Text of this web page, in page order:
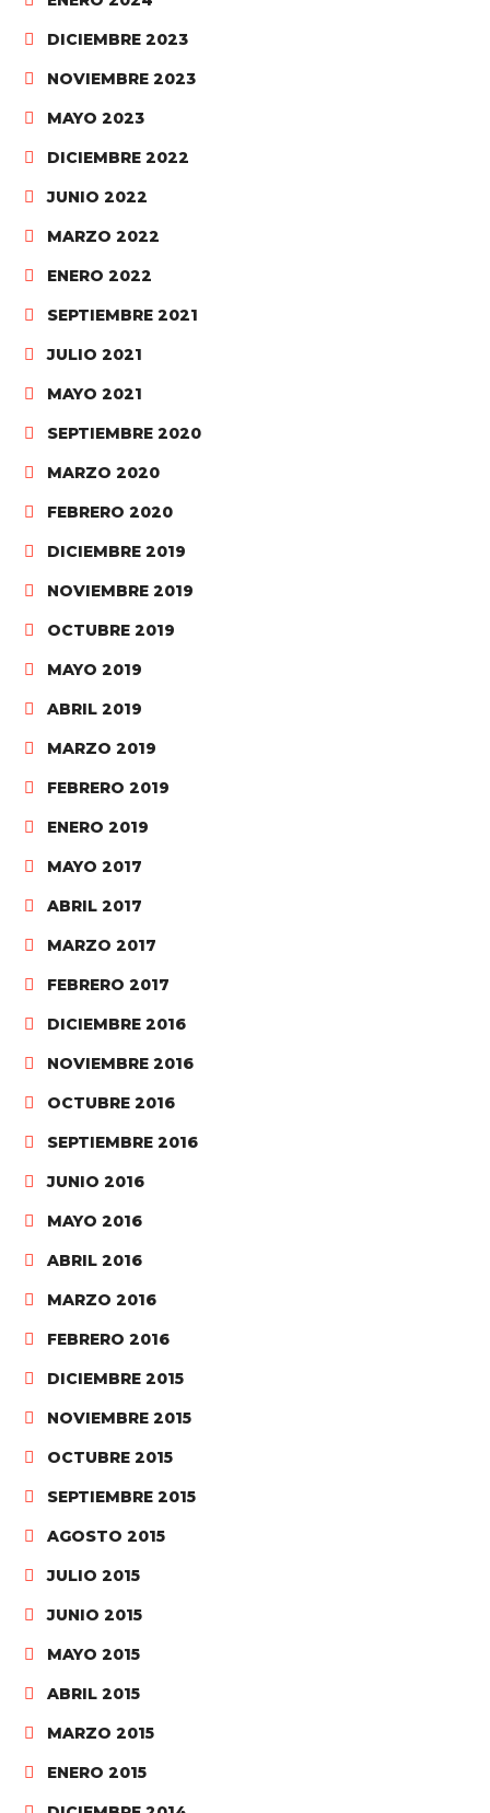
DICIEMBRE 2023
NOVIEMBRE 2023
MAYO 2023
DICIEMBRE 2022
JUNIO 2022
MARZO 2022
ENERO 2022
SEPTIEMBRE 2021
JULIO 2021
MAYO 2021
SEPTIEMBRE 2020
MARZO 2020
FEBRERO 2020
DICIEMBRE 2019
NOVIEMBRE 2019
OCTUBRE 2019
MAYO 2019
ABRIL 2019
MARZO 2019
FEBRERO 2019
ENERO 2019
MAYO 2017
ABRIL 2017
MARZO 2017
FEBRERO 2017
DICIEMBRE 2016
NOVIEMBRE 2016
OCTUBRE 2016
SEPTIEMBRE 2016
JUNIO 2016
MAYO 2016
ABRIL 2016
MARZO 2016
FEBRERO 2016
DICIEMBRE 2015
NOVIEMBRE 2015
OCTUBRE 2015
SEPTIEMBRE 2015
AGOSTO 2015
JULIO 2015
JUNIO 2015
MAYO 2015
ABRIL 2015
MARZO 2015
ENERO 2015